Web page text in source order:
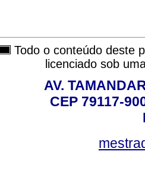
Todo o conteúdo deste
licenciado sob
AV.
CEP 79117-